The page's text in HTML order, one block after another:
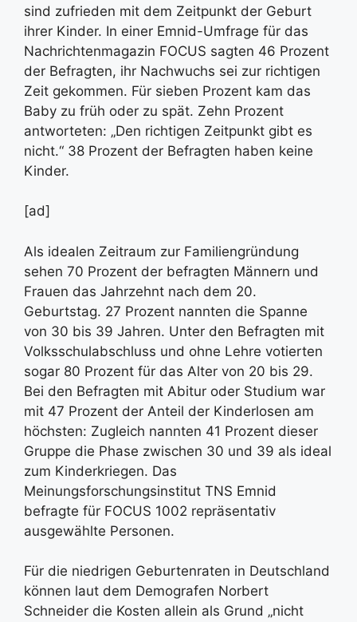
sind zufrieden mit dem Zeitpunkt der Geburt
ihrer Kinder. In einer Emnid-Umfrage für das
Nachrichtenmagazin FOCUS sagten 46 Prozent
der Befragten, ihr Nachwuchs sei zur richtigen
Zeit gekommen. Für sieben Prozent kam das
Baby zu früh oder zu spät. Zehn Prozent
antworteten: „Den richtigen Zeitpunkt gibt es
nicht.“ 38 Prozent der Befragten haben keine
Kinder.
[ad]
Als idealen Zeitraum zur Familiengründung
sehen 70 Prozent der befragten Männern und
Frauen das Jahrzehnt nach dem 20.
Geburtstag. 27 Prozent nannten die Spanne
von 30 bis 39 Jahren. Unter den Befragten mit
Volksschulabschluss und ohne Lehre votierten
sogar 80 Prozent für das Alter von 20 bis 29.
Bei den Befragten mit Abitur oder Studium war
mit 47 Prozent der Anteil der Kinderlosen am
höchsten: Zugleich nannten 41 Prozent dieser
Gruppe die Phase zwischen 30 und 39 als ideal
zum Kinderkriegen. Das
Meinungsforschungsinstitut TNS Emnid
befragte für FOCUS 1002 repräsentativ
ausgewählte Personen.
Für die niedrigen Geburtenraten in Deutschland
können laut dem Demografen Norbert
Schneider die Kosten allein als Grund „nicht